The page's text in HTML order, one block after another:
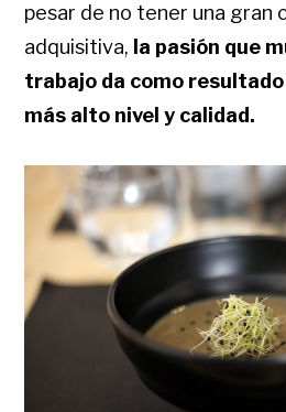
pesar de no tener una gran
adquisitiva, la pasión que
trabajo da como
más alto nivel y calidad.